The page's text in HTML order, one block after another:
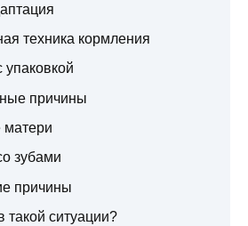
техника кормления
причины
матери
зубами
причины
такой ситуации?